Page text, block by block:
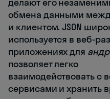
обмена данными
и клиентом. JSON
используется в веб-
приложениях для
позволяет легко
взаимодействовать с
сервисами и хранить